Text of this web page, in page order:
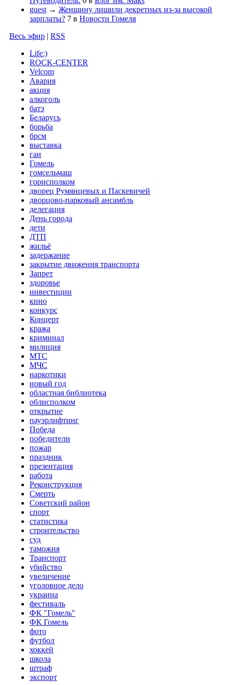
guest → Женщину лишили декретных из-за высокой
зарплаты? 7 в Новости Гомеля
Весь эфир | RSS
Life:)
ROCK-CENTER
Velcom
Авария
акция
алкоголь
батэ
Беларусь
борьба
брсм
выставка
гаи
Гомель
гомсельмаш
горисполком
дворец Румянцевых и Паскевичей
дворцово-парковый ансамбль
делегация
День города
дети
ДТП
жильё
задержание
закрытие движения транспорта
Запрет
здоровье
инвестиции
кино
конкурс
Концерт
кража
криминал
милиция
МТС
МЧС
наркотики
новый год
областная библиотека
облисполком
открытие
пауэрлифтинг
Победа
победители
пожар
праздник
презентация
работа
Реконструкция
Смерть
Советский район
спорт
статистика
строительство
суд
таможня
Транспорт
убийство
увеличение
уголовное дело
украина
фестиваль
ФК "Гомель"
ФК Гомель
фото
футбол
хоккей
школа
штраф
экспорт